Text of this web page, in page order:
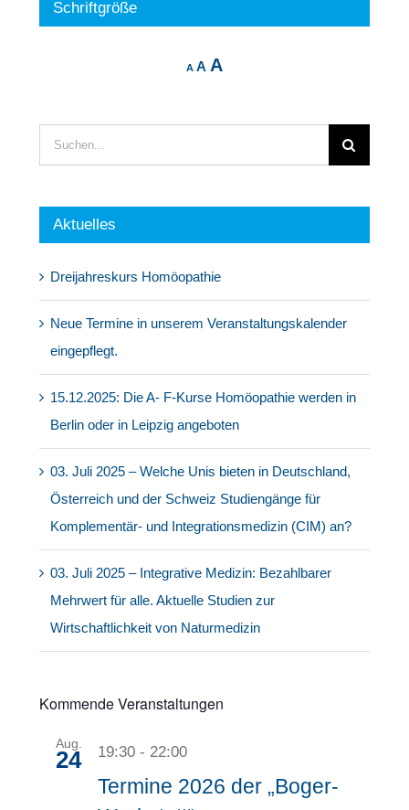
Schriftgröße
A
font
A Reset
A
Suche
nach:
Aktuelles
Dreijahreskurs Homöopathie
Neue Termine in unserem Veranstaltungskalender
eingepflegt.
15.12.2025: Die A- F-Kurse Homöopathie werden in
Berlin oder in Leipzig angeboten
03. Juli 2025 – Welche Unis bieten in Deutschland,
Österreich und der Schweiz Studiengänge für
Komplementär- und Integrationsmedizin (CIM) an?
03. Juli 2025 – Integrative Medizin: Bezahlbarer
Mehrwert für alle. Aktuelle Studien zur
Wirtschaftlichkeit von Naturmedizin
Kommende Veranstaltungen
Aug.
24 19:30 - 22:00
Termine 2026 der „Boger-